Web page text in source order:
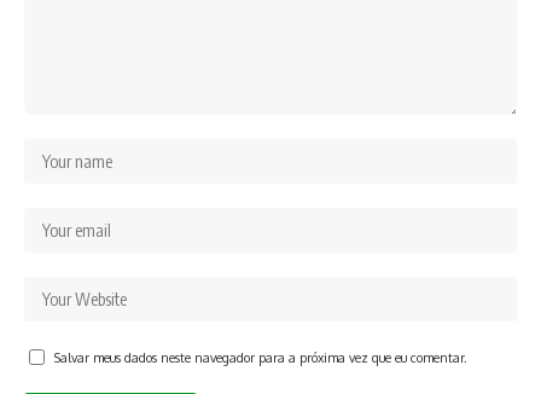
Salvar meus dados neste navegador para a próxima vez que eu comentar.